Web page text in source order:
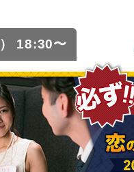
18:30〜